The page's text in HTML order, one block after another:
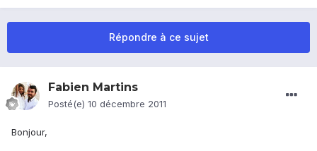
Répondre à ce sujet
Fabien Martins
Posté(e) 10 décembre 2011
Bonjour,